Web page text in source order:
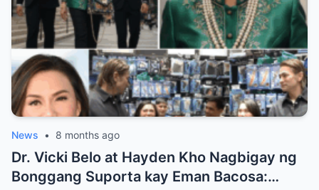
News • 8 months ago
Dr. Vicki Belo at Hayden Kho Nagbigay ng
Bonggang Suporta kay Eman Bacosa: